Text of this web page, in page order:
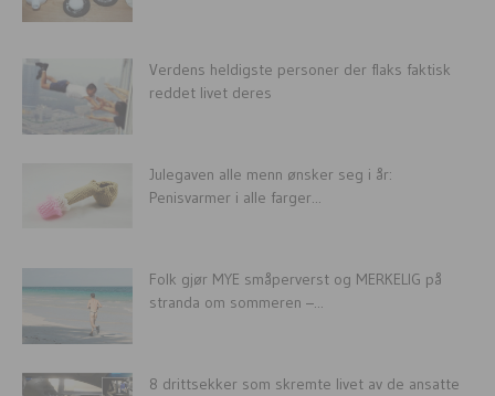
Verdens heldigste personer der flaks faktisk
reddet livet deres
Julegaven alle menn ønsker seg i år:
Penisvarmer i alle farger...
Folk gjør MYE småperverst og MERKELIG på
stranda om sommeren –...
8 drittsekker som skremte livet av de ansatte